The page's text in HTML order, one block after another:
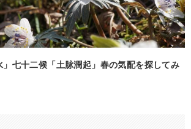
七十二候「土脉潤起」春の気配を探してみ